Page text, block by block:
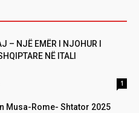
– NJË EMËR I NJOHUR I
NË ITALI
1
Musa-Rome- Shtator 2025